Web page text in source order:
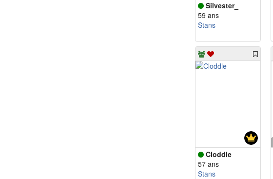
Silvester_
59 ans
Stans
Cloddle
57 ans
Stans